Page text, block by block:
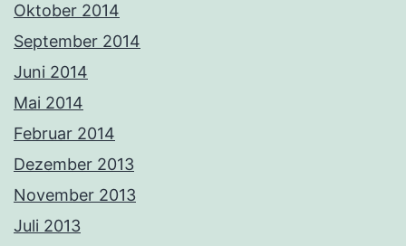
Oktober 2014
September 2014
Juni 2014
Mai 2014
Februar 2014
Dezember 2013
November 2013
Juli 2013